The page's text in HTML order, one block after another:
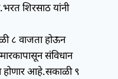
शिरसाठ यांनी
८ वाजता होऊन
संविधान
होणार आहे.सकाळी ९